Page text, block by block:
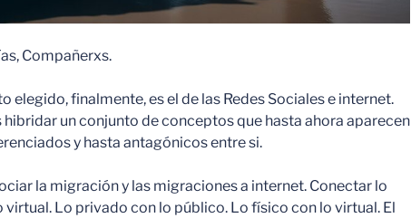
Compañerxs.
elegido, finalmente, es el de las Redes Sociales e internet.
hibridar un conjunto de conceptos que hasta ahora aparecen
y hasta antagónicos entre si.
la migración y las migraciones a internet. Conectar lo
virtual. Lo privado con lo público. Lo físico con lo virtual. El